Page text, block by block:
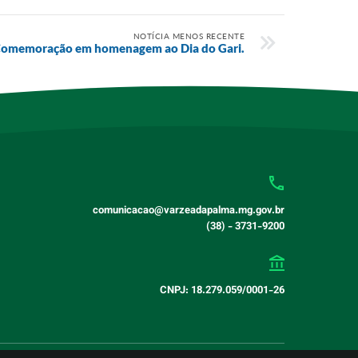
NOTÍCIA MENOS RECENTE
em homenagem ao Dia do Gari.
comunicacao@varzeadapalma.mg.gov.br
(38) - 3731-9200
CNPJ: 18.279.059/0001-26